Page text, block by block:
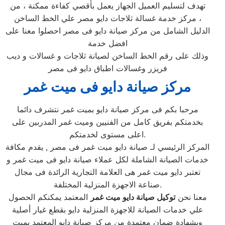
تهدف لتسليم العميل الجهاز يعمل بأقصي كفاءة ممكنة ، من
مركز خدمة غسالة ثلاجات دايو مصر علي الخط الساخن ،
الدليل الشامل من مركز صيانة دايو فى مصر احصلوا معنا على
افضل خدمة
وذلك على رقم الخط الساخن لصيانة ثلاجات و غسالات و ديب
فريزر وغسالات اطباق دايو فى مصر
مركز صيانة دايو فى ميت غمر
مرحبا بكم فى مركز صيانة دايو بميت غمر نتشرف دائما
بخدمتكم بفريق كامل من الفنيين وميت غمر المدربين على
اعلى مستوى لخدمتكم.
المركز الرئيسي لـ صيانة دايو ميت غمر فى مصر , يقدم مكافة
خدمات الصيانة الشاملة لكل عملاء صيانة دايو فى ميت غمر و
تعتبر دايو ميت غمر هى العلامة التجارية الرائدة فى مجال
صناعة الاجهزة المنزلية المختلفة.
معنا نحنتوكيل صيانة دايو ميت غمر المعتمد يمكنكم الحصول
علي خدمات الصيانة للاجهزة المنزلية دايو بقطع غيار أصلية
وبشهادة ضمان معتمدة من مركز صيانة دايو المعتمد بميت